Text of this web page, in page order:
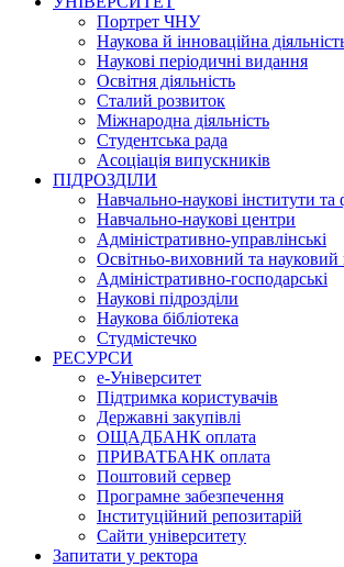
Портрет ЧНУ
Наукова й інноваційна
Наукові періодичні видання
Освітня діяльність
Сталий розвиток
Міжнародна діяльність
Студентська рада
Асоціація випускників
ПІДРОЗДІЛИ
Навчально-наукові інститути та
Навчально-наукові центри
Адміністративно-управлінські
Освітньо-виховний та науковий
Адміністративно-господарські
Наукові підрозділи
Наукова бібліотека
Студмістечко
РЕСУРСИ
е-Університет
Підтримка користувачів
Державні закупівлі
ОЩАДБАНК оплата
ПРИВАТБАНК оплата
Поштовий сервер
Програмне забезпечення
Інституційний репозитарій
Сайти університету
Запитати у ректора